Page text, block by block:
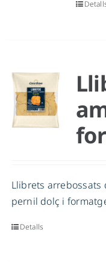
Llibrets arrebossats
pernil dolç i
Detalls